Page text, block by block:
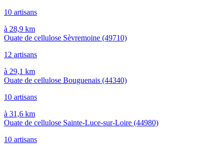
10 artisans
à 28,9 km
Ouate de cellulose Sèvremoine (49710)
12 artisans
à 29,1 km
Ouate de cellulose Bouguenais (44340)
10 artisans
à 31,6 km
Ouate de cellulose Sainte-Luce-sur-Loire (44980)
10 artisans